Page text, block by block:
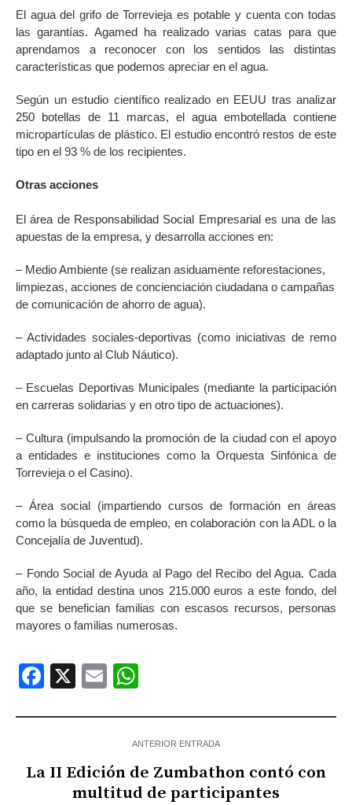
El agua del grifo de Torrevieja es potable y cuenta con todas
las garantías. Agamed ha realizado varias catas para que
aprendamos a reconocer con los sentidos las distintas
características que podemos apreciar en el agua.
Según un estudio científico realizado en EEUU tras analizar
250 botellas de 11 marcas, el agua embotellada contiene
micropartículas de plástico. El estudio encontró restos de este
tipo en el 93 % de los recipientes.
Otras acciones
El área de Responsabilidad Social Empresarial es una de las
apuestas de la empresa, y desarrolla acciones en:
– Medio Ambiente (se realizan asiduamente reforestaciones,
limpiezas, acciones de concienciación ciudadana o campañas
de comunicación de ahorro de agua).
– Actividades sociales-deportivas (como iniciativas de remo
adaptado junto al Club Náutico).
– Escuelas Deportivas Municipales (mediante la participación
en carreras solidarias y en otro tipo de actuaciones).
– Cultura (impulsando la promoción de la ciudad con el apoyo
a entidades e instituciones como la Orquesta Sinfónica de
Torrevieja o el Casino).
– Área social (impartiendo cursos de formación en áreas
como la búsqueda de empleo, en colaboración con la ADL o la
Concejalía de Juventud).
– Fondo Social de Ayuda al Pago del Recibo del Agua. Cada
año, la entidad destina unos 215.000 euros a este fondo, del
que se benefician familias con escasos recursos, personas
mayores o familias numerosas.
Facebook
X Email
ANTERIOR ENTRADA
La II Edición de Zumbathon contó con
multitud de participantes